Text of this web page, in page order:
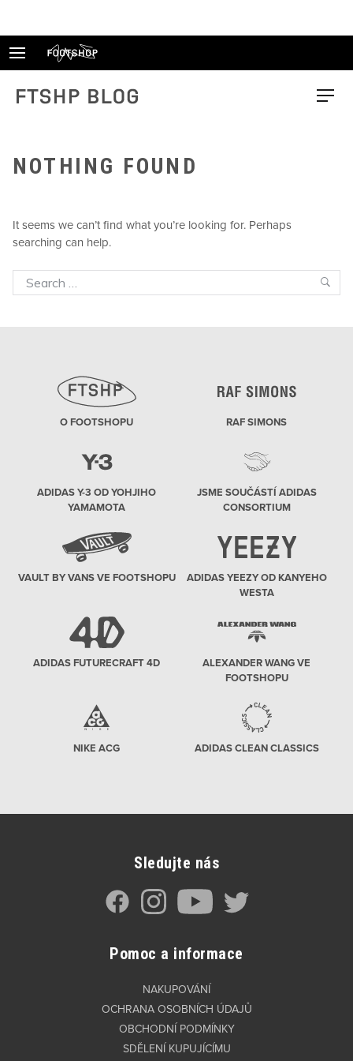
FTSHP blog Menu
NOTHING FOUND
It seems we can’t find what you’re looking for. Perhaps
searching can help.
Search
for:
O FOOTSHOPU RAF SIMONS
ADIDAS Y-3 OD YOHJIHO
YAMAMOTA
JSME SOUČÁSTÍ ADIDAS
CONSORTIUM
VAULT BY VANS VE FOOTSHOPU
ADIDAS YEEZY OD KANYEHO
WESTA
ADIDAS FUTURECRAFT 4D
ALEXANDER WANG VE
FOOTSHOPU
NIKE ACG ADIDAS CLEAN CLASSICS
Sledujte nás
Pomoc a informace
NAKUPOVÁNÍ
OCHRANA OSOBNÍCH ÚDAJŮ
OBCHODNÍ PODMÍNKY
SDĚLENÍ KUPUJÍCÍMU